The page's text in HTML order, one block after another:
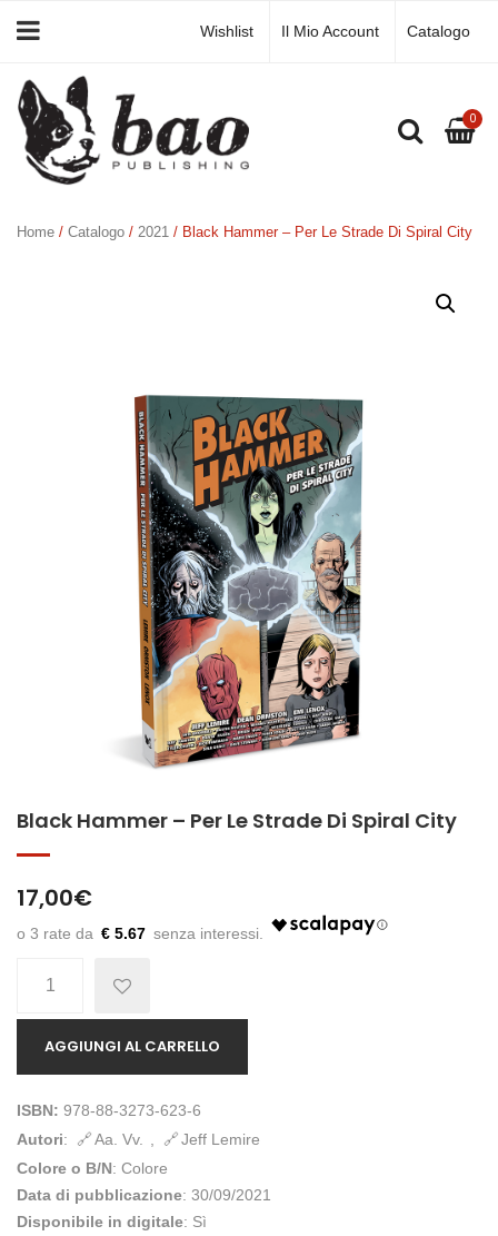
Wishlist Il Mio Account Catalogo
0
Home / Catalogo / 2021 / Black Hammer – Per Le Strade Di Spiral City
Black Hammer – Per Le Strade Di Spiral City
17,00€
€ 5.67
AGGIUNGI AL CARRELLO
ISBN: 978-88-3273-623-6
Autori: Aa. Vv. ,
Jeff Lemire
Colore o B/N: Colore
Data di pubblicazione: 30/09/2021
Disponibile in digitale: Sì